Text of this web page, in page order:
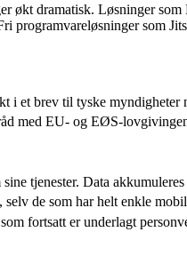
økt dramatisk. Løsninger
programvareløsninger som
et brev til tyske
med EU- og EØS-
tjenester. Data
selv de som har helt enkle
fortsatt er underlagt